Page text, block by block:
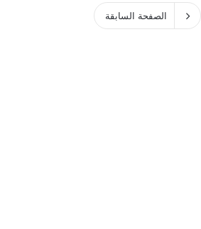
الصفحة السابقة